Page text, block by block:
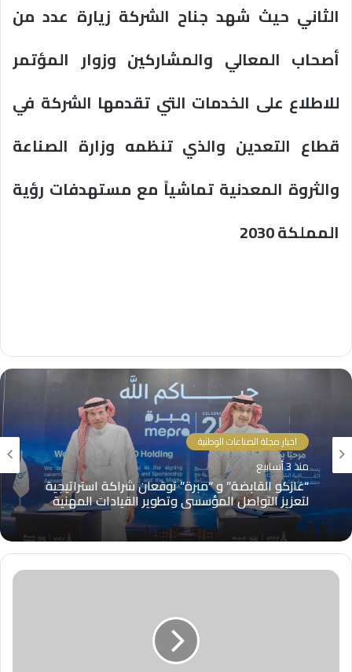
الثاني حيث شهد جناح الشركة زيارة عدد من
أصحاب المعالي والمشاركين وزوار المؤتمر
للاطلاع على الخدمات التي تقدمها الشركة في
قطاع التعدين والذي تنظمه وزارة الصناعة
والثروة المعدنية تماشياً مع مستهدفات رؤية
المملكة 2030
اخبار مجلة الصناعات الوطنية
منذ 3 أسابيع
“غازكو القابضة” و “مبرة” توقعان شراكة استراتيجية
لتعزيز التواصل المؤسسي وتطوير القيادات المهنية